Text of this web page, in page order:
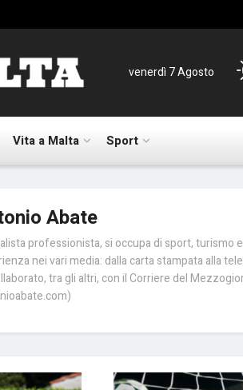
venerdì 7 Agosto
Vita a Malta Sport
Abate
professionista, si occupa di sport, turismo
nei vari media: dalla carta stampata alla
tra gli altri, con il Corriere del